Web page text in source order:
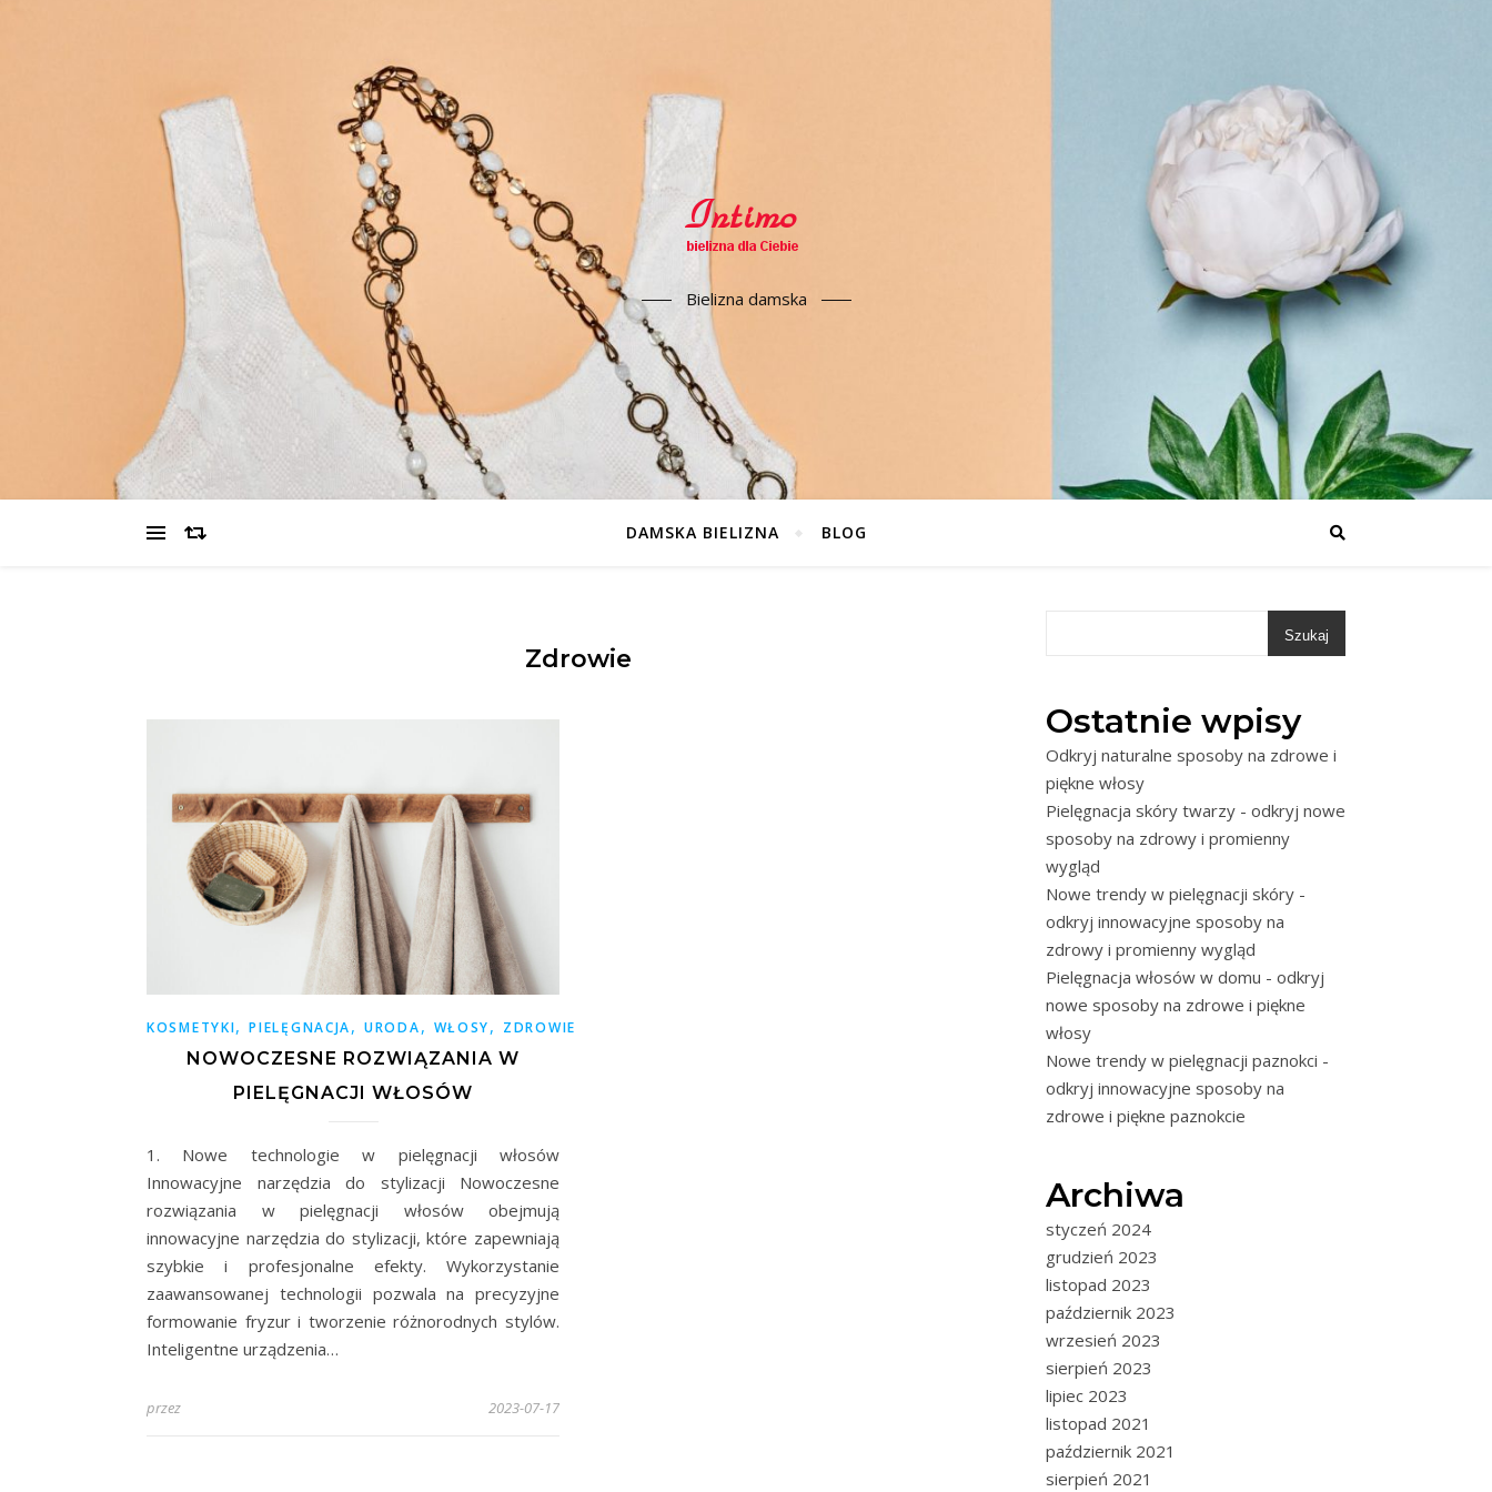
Bielizna damska
DAMSKA BIELIZNA BLOG
Zdrowie
KOSMETYKI,PIELĘGNACJA,URODA, WŁOSY, ZDROWIE
NOWOCZESNE ROZWIĄZANIA W
PIELĘGNACJI WŁOSÓW
1. Nowe technologie w pielęgnacji włosów
Innowacyjne narzędzia do stylizacji Nowoczesne
rozwiązania w pielęgnacji włosów obejmują
innowacyjne narzędzia do stylizacji, które zapewniają
szybkie i profesjonalne efekty. Wykorzystanie
zaawansowanej technologii pozwala na precyzyjne
formowanie fryzur i tworzenie różnorodnych stylów.
Inteligentne urządzenia…
przez 2023-07-17
Szukaj
Ostatnie wpisy
Odkryj naturalne sposoby na zdrowe i
piękne włosy
Pielęgnacja skóry twarzy - odkryj nowe
sposoby na zdrowy i promienny
wygląd
Nowe trendy w pielęgnacji skóry -
odkryj innowacyjne sposoby na
zdrowy i promienny wygląd
Pielęgnacja włosów w domu - odkryj
nowe sposoby na zdrowe i piękne
włosy
Nowe trendy w pielęgnacji paznokci -
odkryj innowacyjne sposoby na
zdrowe i piękne paznokcie
Archiwa
styczeń 2024
grudzień 2023
listopad 2023
październik 2023
wrzesień 2023
sierpień 2023
lipiec 2023
listopad 2021
październik 2021
sierpień 2021